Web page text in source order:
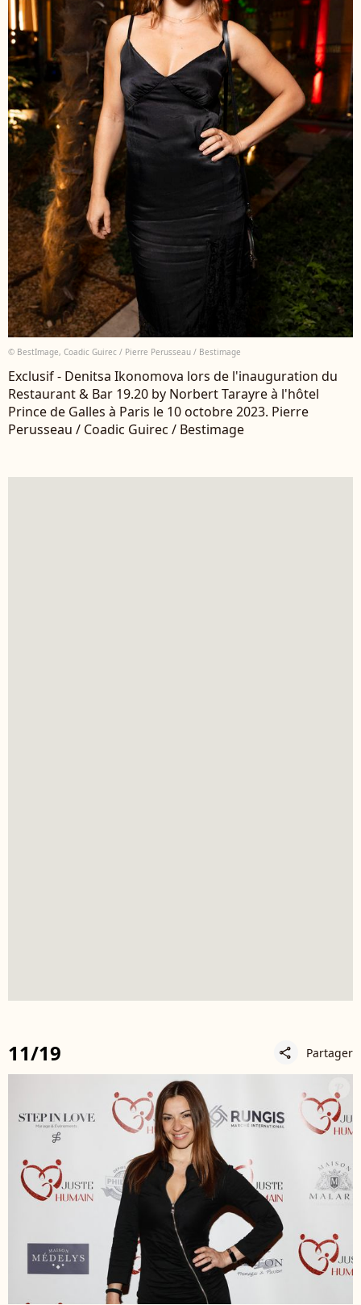
© BestImage, Coadic Guirec / Pierre Perusseau / Bestimage
Exclusif - Denitsa Ikonomova lors de l'inauguration du
Restaurant & Bar 19.20 by Norbert Tarayre à l'hôtel
Prince de Galles à Paris le 10 octobre 2023. Pierre
Perusseau / Coadic Guirec / Bestimage
11/19 share Partager